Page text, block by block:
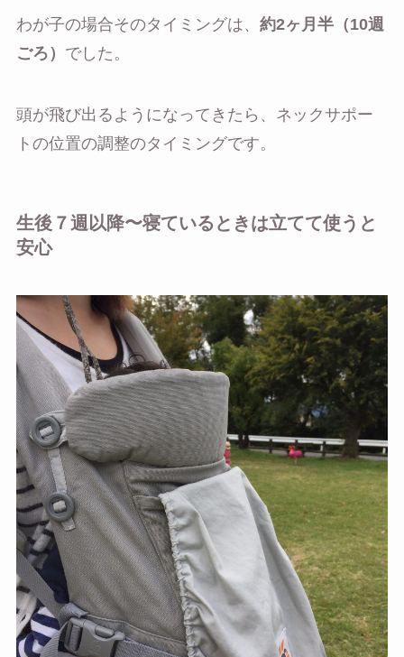
わが子の場合そのタイミングは、 約2ヶ月半（10週
ごろ） でした。
頭が飛び出るようになってきたら、ネックサポー
トの位置の調整のタイミングです。
生後７週以降〜寝ているときは立てて使うと
安心